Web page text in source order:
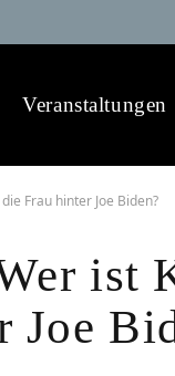
Veranstaltungen
Frau hinter Joe Biden?
ist
Joe